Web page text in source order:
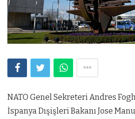
NATO Genel Sekreteri Andres
İspanya Dışişleri Bakanı Jose